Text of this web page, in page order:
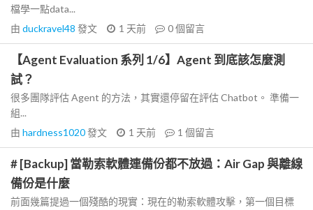
檔學一點data...
由 duckravel48 發文 1 天前 0個留言
【Agent Evaluation 系列 1/6】Agent 到底該怎麼測
試？
很多團隊評估 Agent 的方法，其實還停留在評估 Chatbot。 準備一
組...
由 hardness1020發文 1 天前 1 個留言
# [Backup] 當勒索軟體連備份都不放過：Air Gap 與離線
備份是什麼
前面幾篇提過一個殘酷的現實：現在的勒索軟體攻擊，第一個目標